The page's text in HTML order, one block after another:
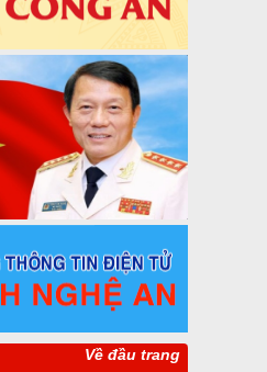
Về đầu trang